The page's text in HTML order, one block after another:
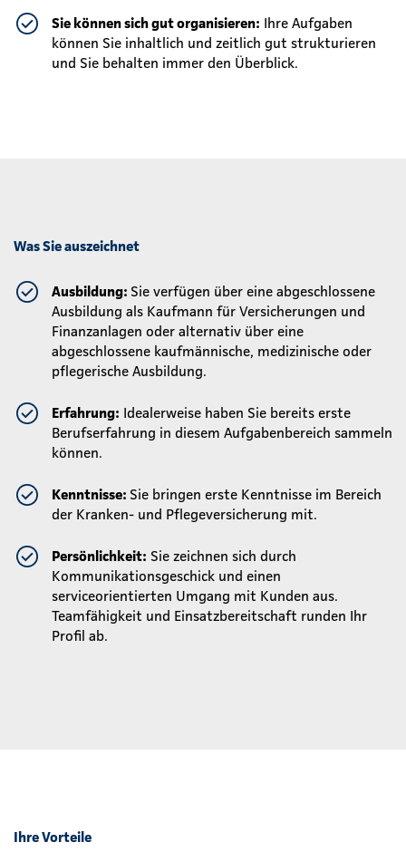
Sie können sich gut organisieren: Ihre Aufgaben
können Sie inhaltlich und zeitlich gut strukturieren
und Sie behalten immer den Überblick.
Was Sie auszeichnet
Ausbildung: Sie verfügen über eine abgeschlossene
Ausbildung als Kaufmann für Versicherungen und
Finanzanlagen oder alternativ über eine
abgeschlossene kaufmännische, medizinische oder
pflegerische Ausbildung.
Erfahrung: Idealerweise haben Sie bereits erste
Berufserfahrung in diesem Aufgabenbereich sammeln
können.
Kenntnisse: Sie bringen erste Kenntnisse im Bereich
der Kranken- und Pflegeversicherung mit.
Persönlichkeit: Sie zeichnen sich durch
Kommunikationsgeschick und einen
serviceorientierten Umgang mit Kunden aus.
Teamfähigkeit und Einsatzbereitschaft runden Ihr
Profil ab.
Ihre Vorteile